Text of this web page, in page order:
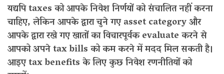
यद्यपि taxes को आपके निवेश निर्णयों को संचालित नहीं करना
चाहिए, लेकिन आपके द्वारा चुने गए asset category और
आपके द्वारा रखे गए खातों का विचारपूर्वक evaluate करने से
आपको अपने tax bills को कम करने में मदद मिल सकती है।
आइए tax benefits के लिए कुछ निवेश रणनीतियों को